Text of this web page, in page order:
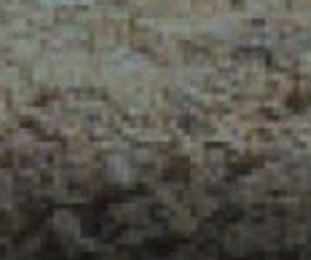
Cookie Policy